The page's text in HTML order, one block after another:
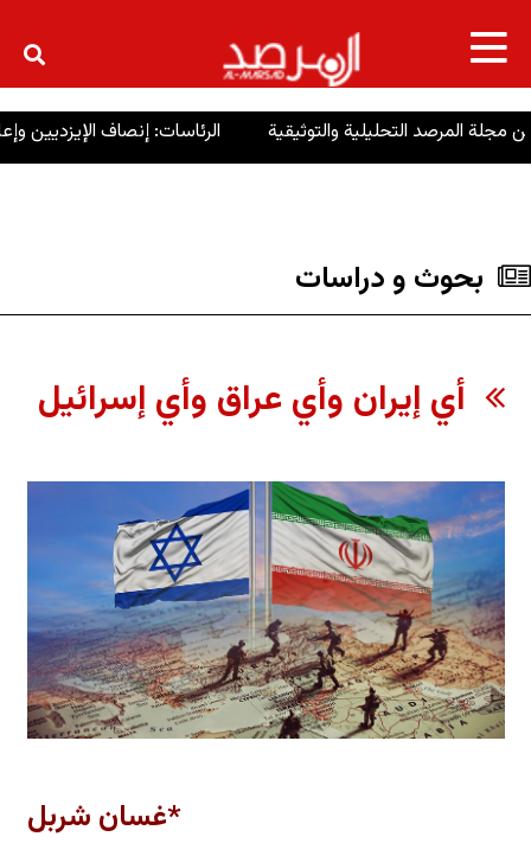
× الرئاسات: إنصاف الإيزديين
بحوث و دراسات
أي إيران وأي عراق وأي إسرائيل
*غسان شربل